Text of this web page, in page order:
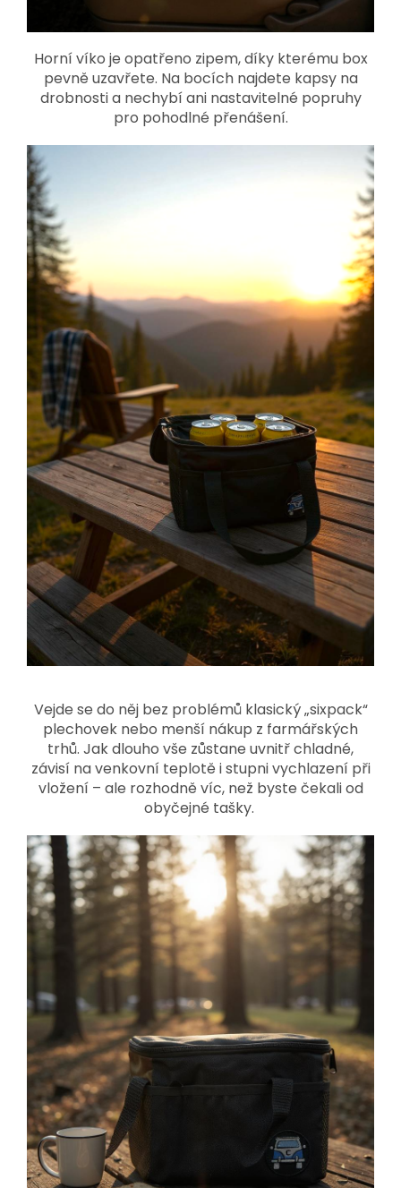
Horní víko je opatřeno zipem, díky kterému box
pevně uzavřete. Na bocích najdete kapsy na
drobnosti a nechybí ani nastavitelné popruhy
pro pohodlné přenášení.
Vejde se do něj bez problémů klasický „sixpack“
plechovek nebo menší nákup z farmářských
trhů. Jak dlouho vše zůstane uvnitř chladné,
závisí na venkovní teplotě i stupni vychlazení při
vložení – ale rozhodně víc, než byste čekali od
obyčejné tašky.